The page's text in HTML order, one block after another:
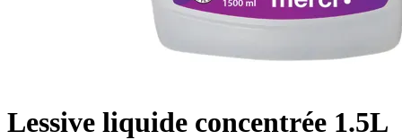
Lessive liquide concentrée 1.5L